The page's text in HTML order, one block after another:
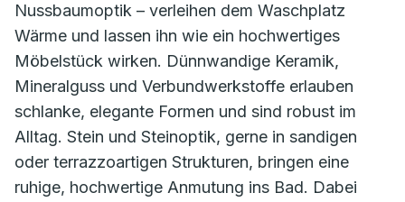
Nussbaumoptik – verleihen dem Waschplatz
Wärme und lassen ihn wie ein hochwertiges
Möbelstück wirken. Dünnwandige Keramik,
Mineralguss und Verbundwerkstoffe erlauben
schlanke, elegante Formen und sind robust im
Alltag. Stein und Steinoptik, gerne in sandigen
oder terrazzoartigen Strukturen, bringen eine
ruhige, hochwertige Anmutung ins Bad. Dabei